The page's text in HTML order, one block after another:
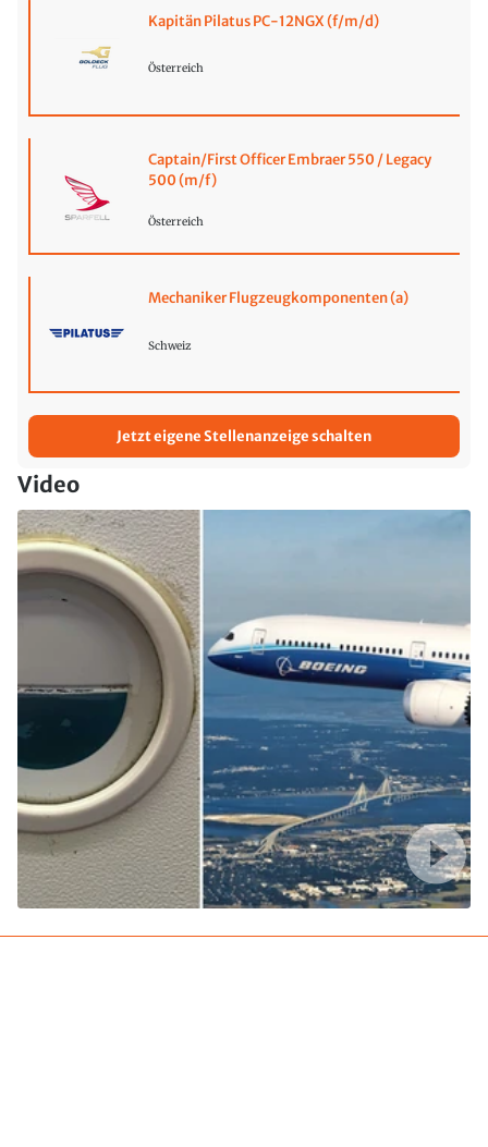
Kapitän Pilatus PC-12NGX (f/m/d)
Österreich
Captain/First Officer Embraer 550 / Legacy
500 (m/f)
Österreich
Mechaniker Flugzeugkomponenten (a)
Schweiz
Jetzt eigene Stellenanzeige schalten
Video